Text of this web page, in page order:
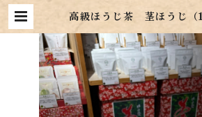
高級ほうじ茶 茎ほうじ（